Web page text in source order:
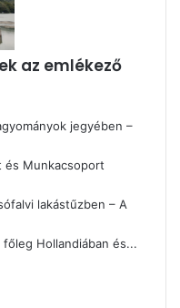
az emlékező
jegyében –
és Munkacsoport
lakástűzben – A
Hollandiában és...